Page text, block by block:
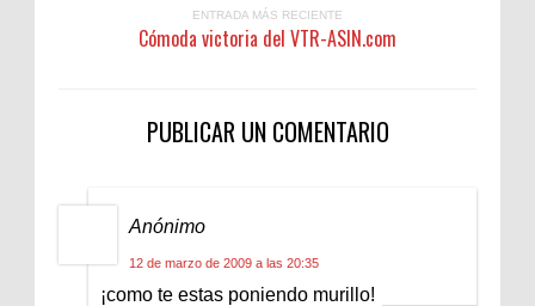
ENTRADA MÁS RECIENTE
Cómoda victoria del VTR-ASIN.com
PUBLICAR UN COMENTARIO
Anónimo
12 de marzo de 2009 a las 20:35
¡como te estas poniendo murillo!